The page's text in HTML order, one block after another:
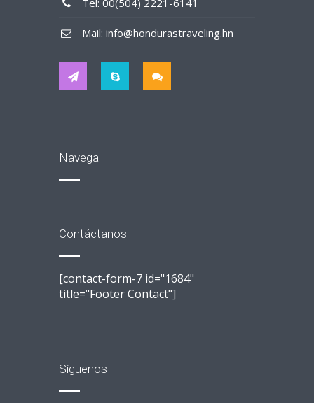
Tel: 00(504) 2221-6141
Mail: info@hondurastraveling.hn
Navega
Contáctanos
[contact-form-7 id="1684"
title="Footer Contact"]
Síguenos